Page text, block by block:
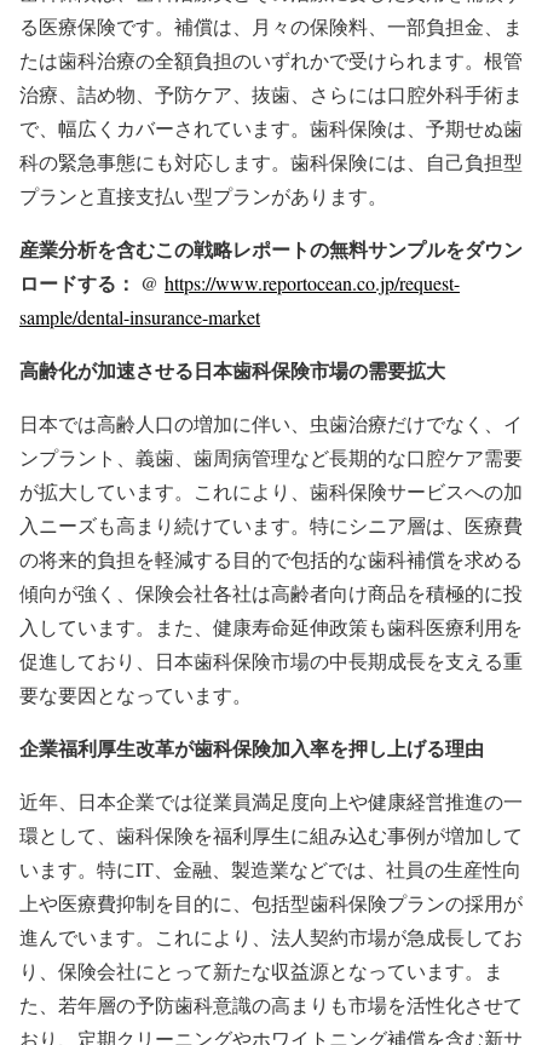
る医療保険です。補償は、月々の保険料、一部負担金、ま
たは歯科治療の全額負担のいずれかで受けられます。根管
治療、詰め物、予防ケア、抜歯、さらには口腔外科手術ま
で、幅広くカバーされています。歯科保険は、予期せぬ歯
科の緊急事態にも対応します。歯科保険には、自己負担型
プランと直接支払い型プランがあります。
産業分析を含むこの戦略レポートの無料サンプルをダウン
ロードする： @ https://www.reportocean.co.jp/request-
sample/dental-insurance-market
高齢化が加速させる日本歯科保険市場の需要拡大
日本では高齢人口の増加に伴い、虫歯治療だけでなく、イ
ンプラント、義歯、歯周病管理など長期的な口腔ケア需要
が拡大しています。これにより、歯科保険サービスへの加
入ニーズも高まり続けています。特にシニア層は、医療費
の将来的負担を軽減する目的で包括的な歯科補償を求める
傾向が強く、保険会社各社は高齢者向け商品を積極的に投
入しています。また、健康寿命延伸政策も歯科医療利用を
促進しており、日本歯科保険市場の中長期成長を支える重
要な要因となっています。
企業福利厚生改革が歯科保険加入率を押し上げる理由
近年、日本企業では従業員満足度向上や健康経営推進の一
環として、歯科保険を福利厚生に組み込む事例が増加して
います。特にIT、金融、製造業などでは、社員の生産性向
上や医療費抑制を目的に、包括型歯科保険プランの採用が
進んでいます。これにより、法人契約市場が急成長してお
り、保険会社にとって新たな収益源となっています。ま
た、若年層の予防歯科意識の高まりも市場を活性化させて
おり、定期クリーニングやホワイトニング補償を含む新サ